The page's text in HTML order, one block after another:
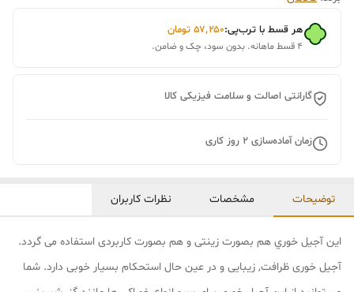
هر قسط با ترب‌پی:۵۷٬۲۵۰ تومان
۴ قسط ماهانه. بدون سود، چک و ضامن.
گارانتی اصالت و سلامت فیزیکی کالا
زمان آماده‌سازی 2 روز کاری
توضیحات مشخصات نظرات کاربران
این آجيل خوري هم بصورت زینتی و هم بصورت کاربردی استفاده می گردد.
آجیل خوری ظرافت, زیبایی و در عین حال استحکام بسیار خوبی دارد. شما